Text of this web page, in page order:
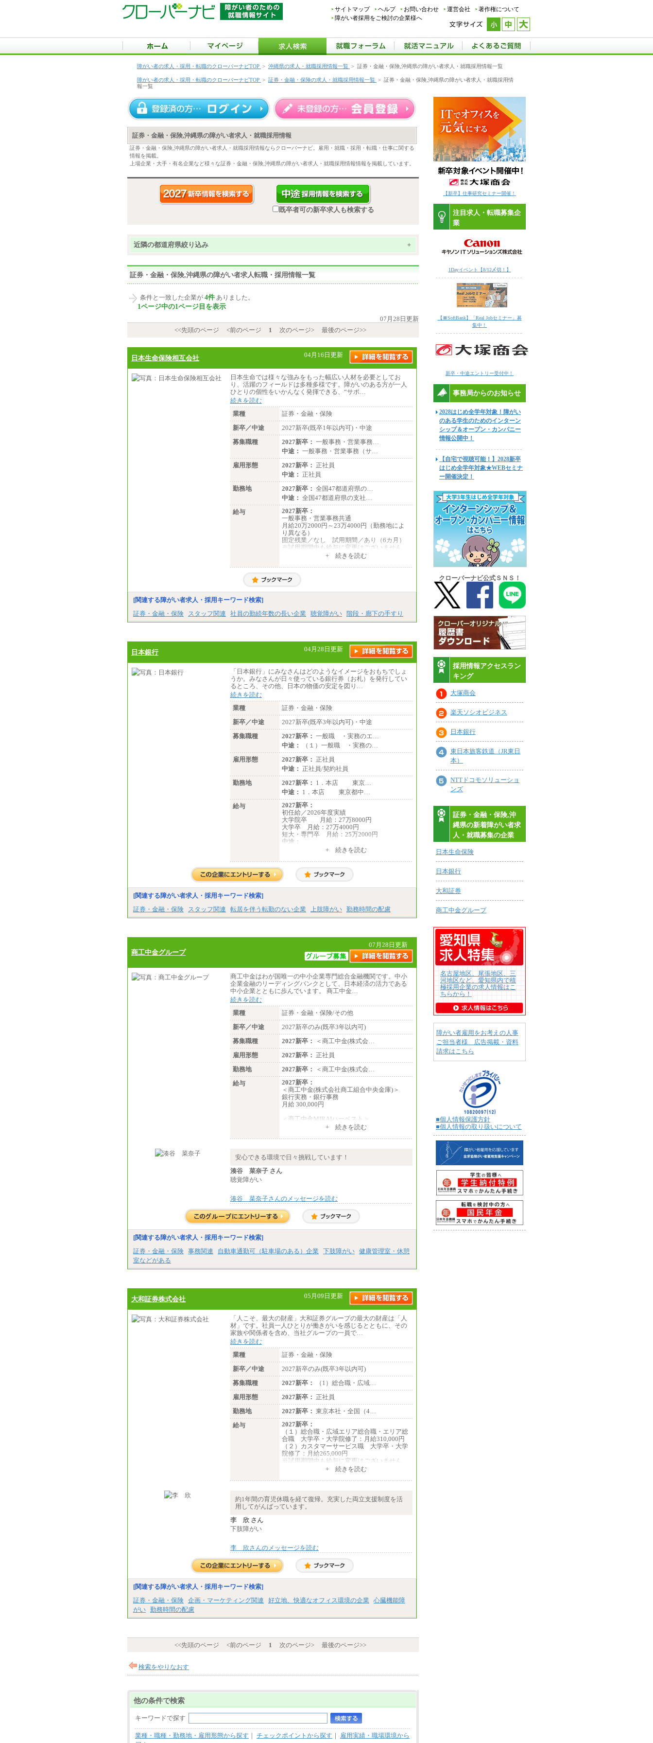
サイトマップ ヘルプ お問い合わせ 運営会社
著作権について
障がい者採用をご検討の企業様へ
障がい者の求人・採用・転職のクローバーナビTOP > 沖縄県の求人・就職採用情報一覧 > 証券・金融・保険,沖縄県の障がい者求人・就職採用情報一覧
障がい者の求人・採用・転職のクローバーナビTOP > 証券・金融・保険の求人・就職採用情報一覧 > 証券・金融・保険,沖縄県の障がい者求人・就職採用情
報一覧
証券・金融・保険,沖縄県の障がい者求人・就職採用情報
証券・金融・保険,沖縄県の障がい者求人・就職採用情報ならクローバーナビ。雇用・就職・採用・転職・仕事に関する
情報を掲載。
上場企業・大手・有名企業など様々な証券・金融・保険,沖縄県の障がい者求人・就職採用情報情報を掲載しています。
既卒者可の新卒求人も検索する
近隣の都道府県絞り込み +
証券・金融・保険,沖縄県の障がい者求人転職・採用情報一覧
条件と一致した企業が 4件 ありました。
1ページ中の1ページ目を表示
07月28日更新
<<先頭のページ
<前のページ 1 次のページ> 最後のページ>>
日本生命保険相互会社 04月16日更新
日本生命では様々な強みをもった幅広い人材を必要としてお
り、活躍のフィールドは多種多様です。障がいのある方が一人
ひとりの個性をいかんなく発揮できる、“サポ…
続きを読む
業種
証券・金融・保険
新卒／中途
2027新卒(既卒1年以内可)・中途
募集職種
2027新卒： 一般事務・営業事務…
中途： 一般事務・営業事務（サ…
雇用形態
2027新卒： 正社員
中途： 正社員
勤務地
2027新卒： 全国47都道府県の…
中途： 全国47都道府県の支社…
給与
2027新卒：
一般事務・営業事務共通
月給20万2000円～23万4000円（勤務地によ
り異なる）
固定残業／なし 試用期間／あり（6カ月）
※試用期間中も給与に変更はございません
一般事務・営業事務共通
月給20万2000円～23万4000円（勤務地によ
り異なる）
固定残業／なし 試用期間／あり（6か月）
※試用期間中も給与に変更はございません。
+ 続きを読む
[関連する障がい者求人・採用キーワード検索]
証券・金融・保険
スタッフ関連 社員の勤続年数の長い企業 聴覚障がい 階段・廊下の手すり
日本銀行 04月28日更新
「日本銀行」にみなさんはどのようなイメージをおもちでしょ
うか。みなさんが日々使っている銀行券（お札）を発行してい
るところ、その他、日本の物価の安定を図り…
続きを読む
業種
証券・金融・保険
新卒／中途
2027新卒(既卒3年以内可)・中途
募集職種
2027新卒： 一般職 ・実務のエ…
中途：
（１）一般職 ・実務の…
雇用形態
2027新卒： 正社員
中途： 正社員/契約社員
勤務地
2027新卒： 1．本店 東京…
中途： 1．本店 東京都中…
給与
2027新卒：
初任給／2026年度実績
大学院卒 月給：27万8000円
大学卒 月給：27万4000円
短大・専門卒 月給：25万2000円
中途：
（１）（２）共通
月給：24万0000円～34万8420円
※職務経験等を考慮し決定いたします。
※試用期間中も給与に変更はございません
+ 続きを読む
[関連する障がい者求人・採用キーワード検索]
証券・金融・保険
スタッフ関連 転居を伴う転勤のない企業 上肢障がい 勤務時間の配慮
商工中金グループ
07月28日更新
商工中金はわが国唯一の中小企業専門総合金融機関です。中小
企業金融のリーディングバンクとして、日本経済の活力である
中小企業とともに歩んでいます。 商工中金…
続きを読む
業種
証券・金融・保険/その他
新卒／中途
2027新卒のみ(既卒3年以内可)
募集職種
2027新卒：
＜商工中金(株式会…
雇用形態
2027新卒： 正社員
勤務地
2027新卒：
＜商工中金(株式会…
給与
2027新卒：
＜商工中金(株式会社商工組合中央金庫)＞
銀行実務・銀行事務
月給 300,000円
＜商工中金MIRAIハーベスト＞
※試用期間中も給与に変更はございません
+ 続きを読む
安心できる環境で日々挑戦しています！
湊谷 菜奈子 さん
聴覚障がい
湊谷 菜奈子さんのメッセージを読む
[関連する障がい者求人・採用キーワード検索]
証券・金融・保険 事務関連 自動車通勤可（駐車場のある）企業 下肢障がい 健康管理室・休憩
室などがある
大和証券株式会社 05月09日更新
「人こそ、最大の財産」大和証券グループの最大の財産は「人
材」です。社員一人ひとりが働きがいを感じるとともに、その
家族や関係者を含め、当社グループの一員で…
続きを読む
業種
証券・金融・保険
新卒／中途
2027新卒のみ(既卒3年以内可)
募集職種
2027新卒：
（1）総合職・広域…
雇用形態
2027新卒： 正社員
勤務地
2027新卒： 東京本社・全国（4…
給与
2027新卒：
（１）総合職・広域エリア総合職・エリア総
合職 大学卒・大学院修了：月給310,000円
（２）カスタマーサービス職 大学卒・大学
院修了：月給265,000円
※試用期間中も給与に変更はございません
+ 続きを読む
約1年間の育児休職を経て復帰。充実した両立支援制度を活
用してがんばっています。
李 欣 さん
下肢障がい
李 欣さんのメッセージを読む
[関連する障がい者求人・採用キーワード検索]
証券・金融・保険 企画・マーケティング関連 好立地、快適なオフィス環境の企業
心臓機能障
がい 勤務時間の配慮
<<先頭のページ <前のページ 1 次のページ> 最後のページ>>
検索をやりなおす
他の条件で検索
キーワードで探す
業種・職種・勤務地・雇用形態から探す ｜ チェックポイントから探す ｜ 雇用実績・職場環境から
【新卒】仕事研究セミナー開催！
注目求人・転職募集企
業
1Dayイベント【8/12〆切！】
【〓SoftBank】「Real Jobセミナー」募
集中！
新卒・中途エントリー受付中！
事務局からのお知らせ
2028はじめ全学年対象！障がい
のある学生のためのインターン
シップ＆オープン・カンパニー
情報公開中！
【自宅で視聴可能！】2028新卒
はじめ全学年対象★WEBセミナ
ー開催決定！
クローバーナビ公式ＳＮＳ！
採用情報アクセスラン
キング
大塚商会
楽天ソシオビジネス
日本銀行
東日本旅客鉄道（JR東日
本）
NTTドコモソリューショ
ンズ
証券・金融・保険,沖
縄県の新着障がい者求
人・就職募集の企業
日本生命保険
日本銀行
大和証券
商工中金グループ
名古屋地区、尾張地区、三
河地区など、愛知県内で積
極採用企業の求人情報はこ
ちらから！
障がい者雇用をお考えの人事
ご担当者様 広告掲載・資料
請求はこちら
■個人情報保護方針
■個人情報の取り扱いについて